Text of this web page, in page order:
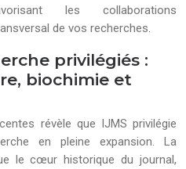
les collaborations
de vos recherches.
privilégiés :
biochimie et
révèle que IJMS privilégie
en pleine expansion. La
le cœur historique du journal,